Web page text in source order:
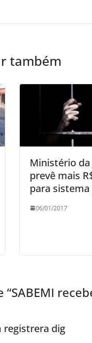
também
Ministério da
prevê mais
para sistema
06/01/2017
“SABEMI
registrera dig